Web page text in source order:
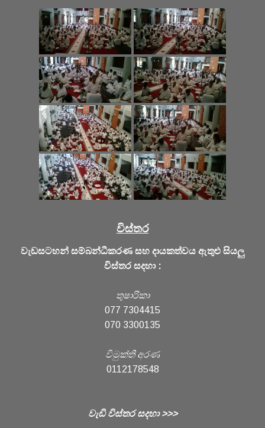
විස්තර
වැඩසටහන් සම්බන්ධීකරණ සහ දායකත්වය ඇතුළු සියලු
විස්තර සදහා :
තුෂාරිකා
077 7304415
070 3300135
විමුක්ති අරණ
0112178548
වැඩි විස්තර සදහා >>>